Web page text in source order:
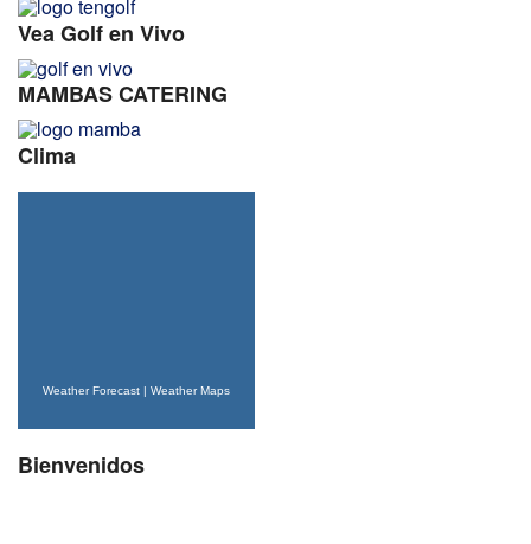
Vea Golf en Vivo
MAMBAS CATERING
Clima
Weather Forecast | Weather Maps
Bienvenidos